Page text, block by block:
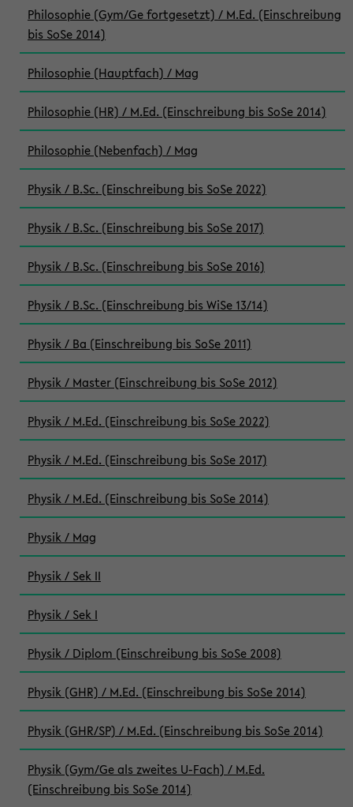
Philosophie (Gym/Ge fortgesetzt) / M.Ed. (Einschreibung
bis SoSe 2014)
Philosophie (Hauptfach) / Mag
Philosophie (HR) / M.Ed. (Einschreibung bis SoSe 2014)
Philosophie (Nebenfach) / Mag
Physik / B.Sc. (Einschreibung bis SoSe 2022)
Physik / B.Sc. (Einschreibung bis SoSe 2017)
Physik / B.Sc. (Einschreibung bis SoSe 2016)
Physik / B.Sc. (Einschreibung bis WiSe 13/14)
Physik / Ba (Einschreibung bis SoSe 2011)
Physik / Master (Einschreibung bis SoSe 2012)
Physik / M.Ed. (Einschreibung bis SoSe 2022)
Physik / M.Ed. (Einschreibung bis SoSe 2017)
Physik / M.Ed. (Einschreibung bis SoSe 2014)
Physik / Mag
Physik / Sek II
Physik / Sek I
Physik / Diplom (Einschreibung bis SoSe 2008)
Physik (GHR) / M.Ed. (Einschreibung bis SoSe 2014)
Physik (GHR/SP) / M.Ed. (Einschreibung bis SoSe 2014)
Physik (Gym/Ge als zweites U-Fach) / M.Ed.
(Einschreibung bis SoSe 2014)